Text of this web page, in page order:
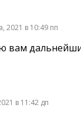
2021 в 10:49 пп
вам
в 11:42 дп